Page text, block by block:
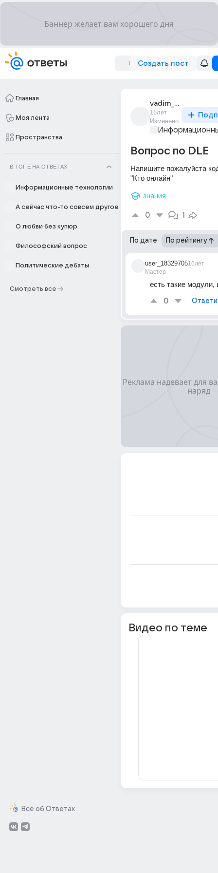
Создать пост
Главная
Моя лента
Пространства
В ТОПЕ НА ОТВЕТАХ
Информационные технологии
А сейчас что-то совсем другое
О любви без купюр
Философский вопрос
Политические дебаты
Смотреть все
Всё об Ответах
vadim_grigorchuk_1
16лет
Изменено
Вопрос по DLE
Напишите пожалуйста
"Кто онлайн"
знания
0 1
По дате По рейтингу
user_18329705
Мастер
16лет
есть такие модули,
0
Видео по теме